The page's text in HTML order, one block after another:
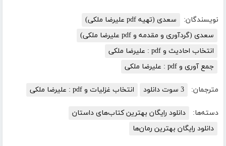
نویسندگان:
سعدی (تهیه pdf علیرضا ملکی)
سعدی (گردآوری و مقدمه و pdf علیرضا ملکی)
انتخاب احادیث و pdf : علیرضا ملکی
جمع آوری و pdf : علیرضا ملکی
مترجمان: 3 سوت دانلود انتخاب غزلیات و pdf : علیرضا ملکی
دسته‌ها:
دانلود رایگان بهترین کتاب‌های داستان
دانلود رایگان بهترین رمان‌ها